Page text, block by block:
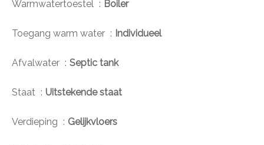
Warmwatertoestel Boiler
Toegang warm water Individueel
Afvalwater Septic tank
Staat Uitstekende staat
Verdieping Gelijkvloers